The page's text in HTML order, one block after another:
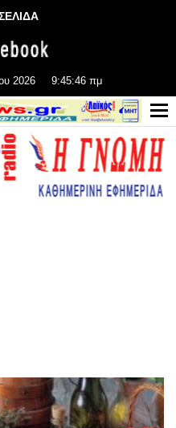
2026 9:45:48 πμ